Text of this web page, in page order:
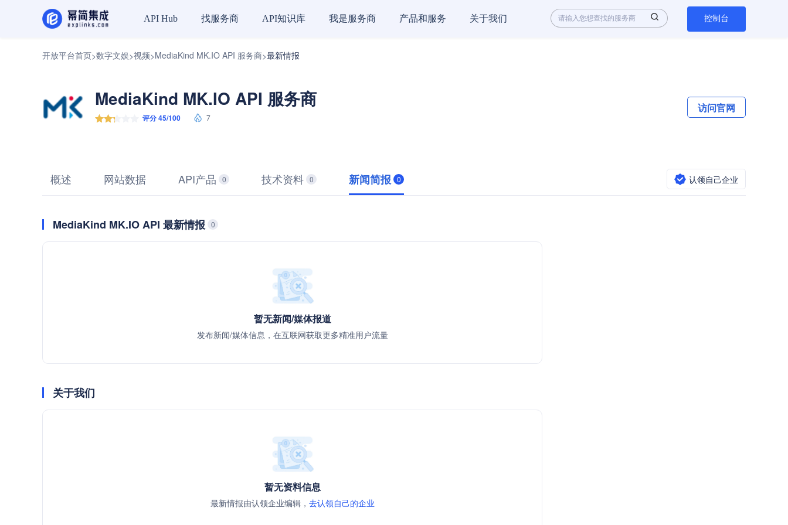
API Hub 找服务商 API知识库 我是服务商 产品和服务 关于我们 控制台
开放平台首页>数字文娱>视频>MediaKind MK.IO API 服务商>最新情报
MediaKind MK.IO API 服务商
评分 45/100 7
访问官网
概述 网站数据 API产品 0 技术资料 0 新闻简报 0 认领自己企业
MediaKind MK.IO API 最新情报 0
暂无新闻/媒体报道
发布新闻/媒体信息，在互联网获取更多精准用户流量
关于我们
暂无资料信息
最新情报由认领企业编辑， 去认领自己的企业